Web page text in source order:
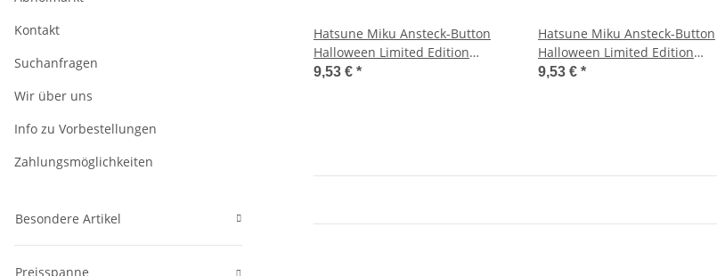
Hatsune Miku Ansteck-Button
Halloween Limited Edition
Hatsune Miku
9,53 € *
Hatsune Miku Ansteck-Button
Halloween Limited Edition
Kagamine Rin
9,53 € *
Kontakt
Suchanfragen
Wir über uns
Info zu Vorbestellungen
Zahlungsmöglichkeiten
Besondere Artikel
Preisspanne